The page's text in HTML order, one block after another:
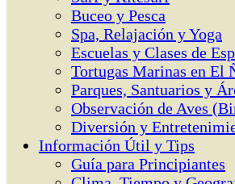
Buceo y Pesca
Spa, Relajación y Yoga
Escuelas y Clases de
Tortugas Marinas en El
Parques, Santuarios y
Observación de Aves
Diversión y
Información Útil y Tips
Guía para Principiantes